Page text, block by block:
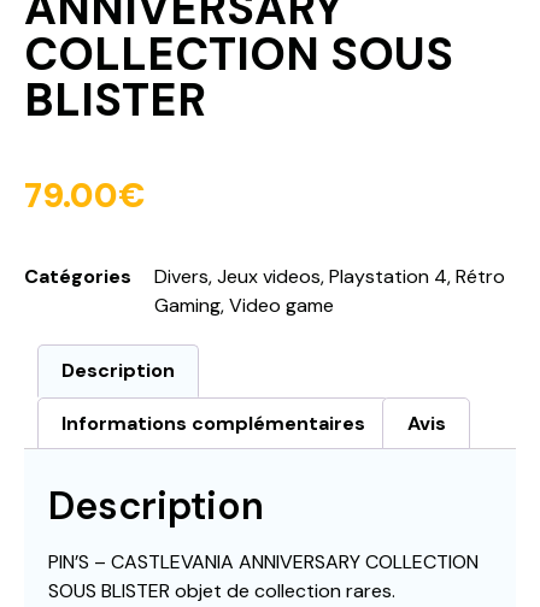
COLLECTION SOUS
BLISTER
79.00€
Catégories Divers,Jeux videos,Playstation 4,Rétro
Gaming,Video game
Description
Informations complémentaires Avis
Description
PIN’S – CASTLEVANIA ANNIVERSARY COLLECTION
SOUS BLISTER objet de collection rares.